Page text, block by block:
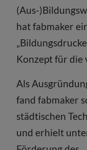
(Aus-
hat fabmaker
Konzept für
Als
fand fabmaker
städtischen
und erhielt